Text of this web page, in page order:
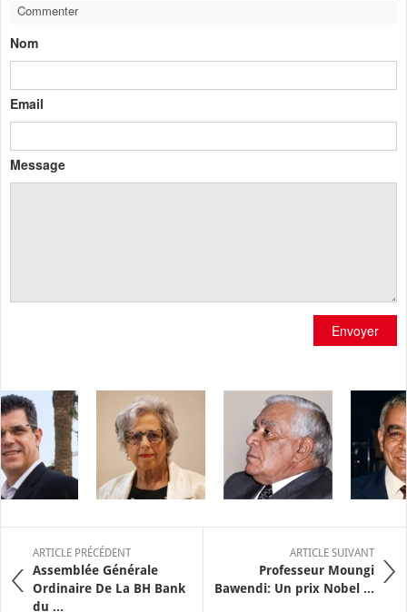
Commenter
Nom
Email
Message
Envoyer
ARTICLE PRÉCÉDENT
Assemblée Générale
Ordinaire De La BH Bank
du ...
ARTICLE SUIVANT
Professeur Moungi
Bawendi: Un prix Nobel ...